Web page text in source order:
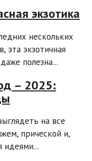
экзотика
нескольких
эта экзотичная
полезна...
– 2025:
на все
прической и,
идеями...